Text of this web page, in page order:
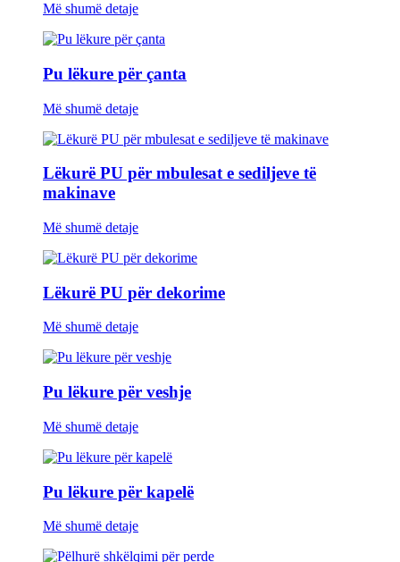
Më shumë detaje
Pu lëkure për çanta
Më shumë detaje
Lëkurë PU për mbulesat e sediljeve të
makinave
Më shumë detaje
Lëkurë PU për dekorime
Më shumë detaje
Pu lëkure për veshje
Më shumë detaje
Pu lëkure për kapelë
Më shumë detaje